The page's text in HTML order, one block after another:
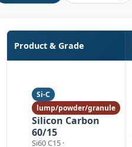
Product & Grade
Si-C
lump/powder/granule
Silicon Carbon
60/15
Si60 C15 ·